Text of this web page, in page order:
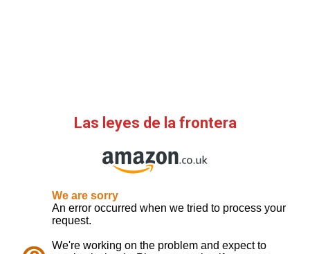
Las leyes de la frontera